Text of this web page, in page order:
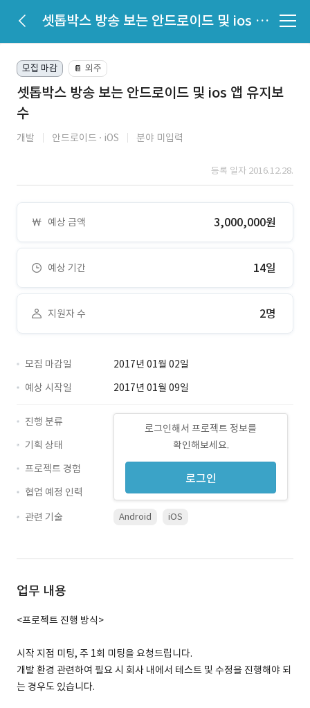
셋톱박스 방송 보는 안드로이드 및 ios 앱 유지보수
모집 마감 📔 외주
셋톱박스 방송 보는 안드로이드 및 ios 앱 유지보
수
개발 안드로이드 iOS 분야 미입력
등록 일자 2016.12.28.
예상 금액 3,000,000원
예상 기간 14일
지원자 수 2명
모집 마감일
2017년 01월 02일
예상 시작일
2017년 01월 09일
로그인해서 프로젝트 정보를
확인해보세요.
로그인
진행 분류
기획 상태
프로젝트 경험
협업 예정 인력
관련 기술
Android iOS
업무 내용
<프로젝트 진행 방식>
시작 지점 미팅, 주 1회 미팅을 요청드립니다.
개발 환경 관련하여 필요 시 회사 내에서 테스트 및 수정을 진행해야 되
는 경우도 있습니다.